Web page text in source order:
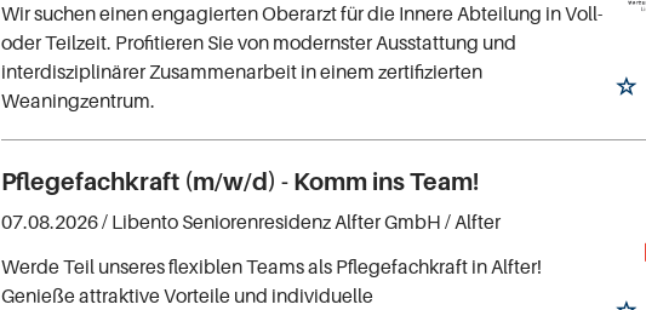
Wir suchen einen engagierten Oberarzt für die Innere Abteilung in Voll-
oder Teilzeit. Profitieren Sie von modernster Ausstattung und
interdisziplinärer Zusammenarbeit in einem zertifizierten
Weaningzentrum.
Pflegefachkraft (m/w/d) - Komm ins Team!
07.08.2026 / Libento Seniorenresidenz Alfter GmbH / Alfter
Werde Teil unseres flexiblen Teams als Pflegefachkraft in Alfter!
Genieße attraktive Vorteile und individuelle